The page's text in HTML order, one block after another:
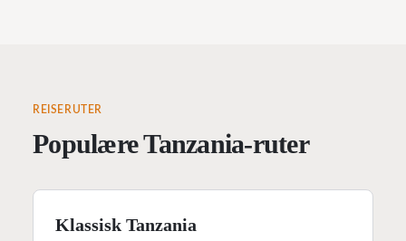
REISERUTER
Populære Tanzania-ruter
Klassisk Tanzania